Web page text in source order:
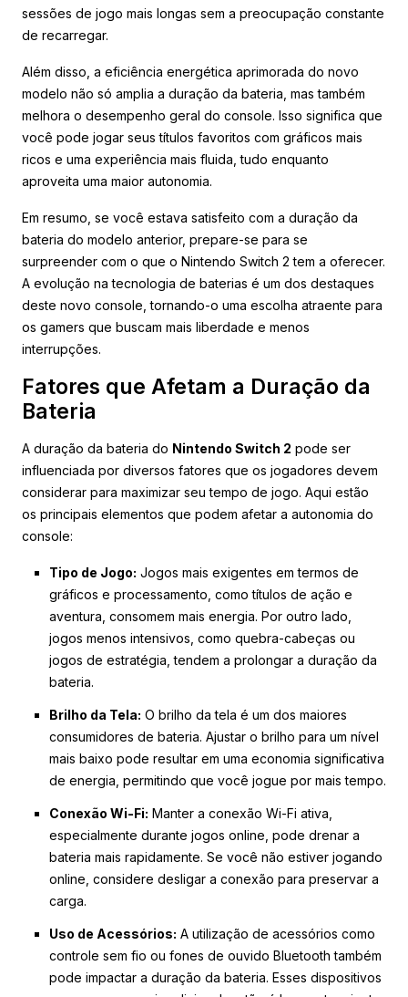
sessões de jogo mais longas sem a preocupação constante
de recarregar.
Além disso, a eficiência energética aprimorada do novo
modelo não só amplia a duração da bateria, mas também
melhora o desempenho geral do console. Isso significa que
você pode jogar seus títulos favoritos com gráficos mais
ricos e uma experiência mais fluida, tudo enquanto
aproveita uma maior autonomia.
Em resumo, se você estava satisfeito com a duração da
bateria do modelo anterior, prepare-se para se
surpreender com o que o Nintendo Switch 2 tem a oferecer.
A evolução na tecnologia de baterias é um dos destaques
deste novo console, tornando-o uma escolha atraente para
os gamers que buscam mais liberdade e menos
interrupções.
Fatores que Afetam a Duração da
Bateria
A duração da bateria do Nintendo Switch 2 pode ser
influenciada por diversos fatores que os jogadores devem
considerar para maximizar seu tempo de jogo. Aqui estão
os principais elementos que podem afetar a autonomia do
console:
Tipo de Jogo: Jogos mais exigentes em termos de
gráficos e processamento, como títulos de ação e
aventura, consomem mais energia. Por outro lado,
jogos menos intensivos, como quebra-cabeças ou
jogos de estratégia, tendem a prolongar a duração da
bateria.
Brilho da Tela: O brilho da tela é um dos maiores
consumidores de bateria. Ajustar o brilho para um nível
mais baixo pode resultar em uma economia significativa
de energia, permitindo que você jogue por mais tempo.
Conexão Wi-Fi: Manter a conexão Wi-Fi ativa,
especialmente durante jogos online, pode drenar a
bateria mais rapidamente. Se você não estiver jogando
online, considere desligar a conexão para preservar a
carga.
Uso de Acessórios: A utilização de acessórios como
controle sem fio ou fones de ouvido Bluetooth também
pode impactar a duração da bateria. Esses dispositivos